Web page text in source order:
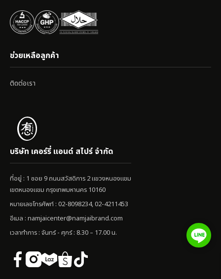
ช่วยเหลือลูกค้า
ติดต่อเรา
บริษัท เคอร์รี่ แอนด์ สไปร์ จำกัด
ที่อยู่ : 1 ซอย 9 ถนนสวัสดิการ 2 แขวงหนองแขม
เขตหนองแขม กรุงเทพมหานคร 10160
หมายเลขโทรศัพท์ : 02-8098234, 02-4211453
อีเมล : namjaicenter@namjaibrand.com
เวลาทำการ : จันทร์ - ศุกร์ : 8.30 – 17.00 น.